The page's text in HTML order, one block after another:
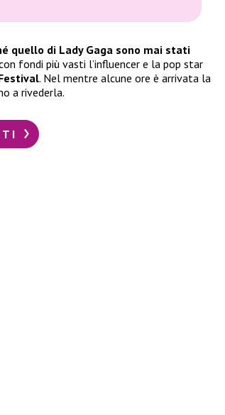
quello di Lady Gaga sono mai stati
fondi più vasti l’influencer e la pop star
. Nel mentre alcune ore è arrivata la
a rivederla.